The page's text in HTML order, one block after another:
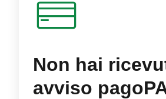
Non hai
avviso